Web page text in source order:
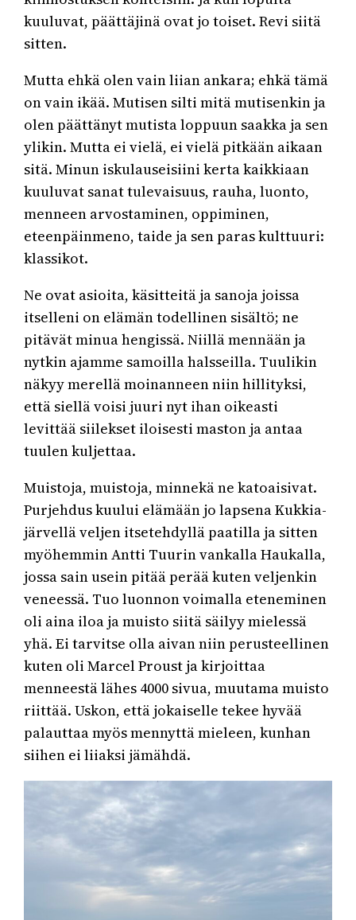
kuuluvat, päättäjinä ovat jo toiset. Revi siitä
sitten.
Mutta ehkä olen vain liian ankara; ehkä tämä
on vain ikää. Mutisen silti mitä mutisenkin ja
olen päättänyt mutista loppuun saakka ja sen
ylikin. Mutta ei vielä, ei vielä pitkään aikaan
sitä. Minun iskulauseisiini kerta kaikkiaan
kuuluvat sanat tulevaisuus, rauha, luonto,
menneen arvostaminen, oppiminen,
eteenpäinmeno, taide ja sen paras kulttuuri:
klassikot.
Ne ovat asioita, käsitteitä ja sanoja joissa
itselleni on elämän todellinen sisältö; ne
pitävät minua hengissä. Niillä mennään ja
nytkin ajamme samoilla halsseilla. Tuulikin
näkyy merellä moinanneen niin hillityksi,
että siellä voisi juuri nyt ihan oikeasti
levittää siilekset iloisesti maston ja antaa
tuulen kuljettaa.
Muistoja, muistoja, minnekä ne katoaisivat.
Purjehdus kuului elämään jo lapsena Kukkia-
järvellä veljen itsetehdyllä paatilla ja sitten
myöhemmin Antti Tuurin vankalla Haukalla,
jossa sain usein pitää perää kuten veljenkin
veneessä. Tuo luonnon voimalla eteneminen
oli aina iloa ja muisto siitä säilyy mielessä
yhä. Ei tarvitse olla aivan niin perusteellinen
kuten oli Marcel Proust ja kirjoittaa
menneestä lähes 4000 sivua, muutama muisto
riittää. Uskon, että jokaiselle tekee hyvää
palauttaa myös mennyttä mieleen, kunhan
siihen ei liiaksi jämähdä.